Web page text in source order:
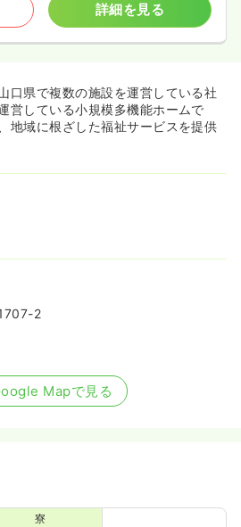
詳細を見る
口県で複数の施設を運営している社
営している小規模多機能ホームで
地域に根ざした福祉サービスを提供
2
Mapで見る
寮